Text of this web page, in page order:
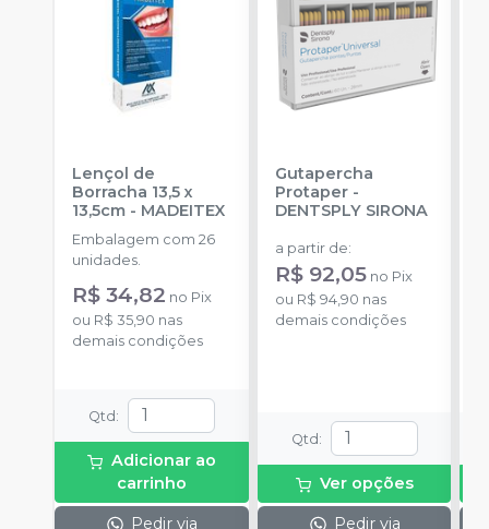
Lençol de
Borracha 13,5 x
13,5cm - MADEITEX
Embalagem com 26
unidades.
R$ 34,82 no Pix
ou R$ 35,90 nas
demais condições
Qtd :
Adicionar ao
carrinho
Pedir via
Gutapercha
Protaper-
DENTSPLY SIRONA
a partir de:
R$ 92,05 no Pix
ou R$ 94,90 nas
demais condições
Qtd :
Ver opções
Pedir via